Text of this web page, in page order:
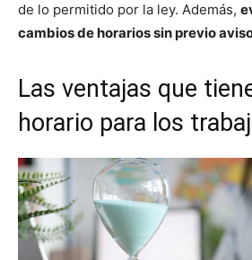
de lo permitido por la ley. Además,
cambios de horarios sin previo
Las ventajas que
horario para los